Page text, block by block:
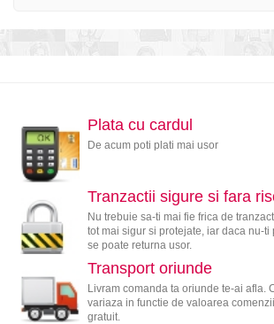
Plata cu cardul
De acum poti plati mai usor
Tranzactii sigure si fara
Nu trebuie sa-ti mai fie frica de
tot mai sigur si protejate, iar daca nu-
se poate returna usor.
Transport oriunde
Livram comanda ta oriunde te-ai afla.
variaza in functie de valoarea
gratuit.